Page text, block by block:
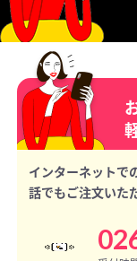
インターネットで
話でもご注文いた